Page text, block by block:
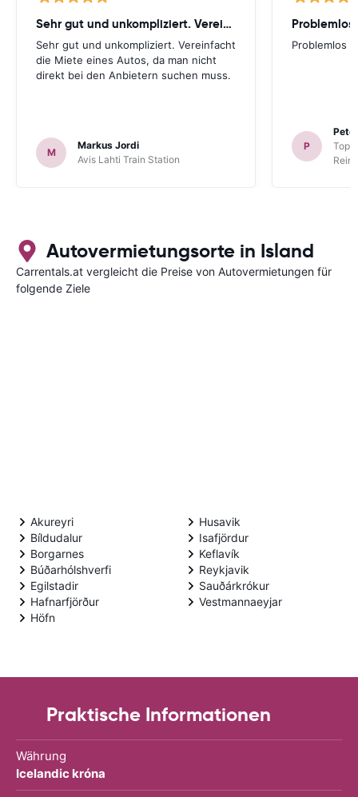
Sehr gut und unkompliziert. Vereinfacht
Sehr gut und unkompliziert. Vereinfacht
die Miete eines Autos, da man nicht
direkt bei den Anbietern suchen muss.
M
Markus Jordi
Avis Lahti Train Station
Problemlos
Problemlos
P
Autovermietungsorte in Island
Carrentals.at vergleicht die Preise von Autovermietungen für
folgende Ziele
Akureyri
Bíldudalur
Borgarnes
Búðarhólshverfi
Egilstadir
Hafnarfjörður
Höfn
Husavik
Isafjördur
Keflavík
Reykjavik
Sauðárkrókur
Vestmannaeyjar
Praktische Informationen
Währung
Icelandic króna